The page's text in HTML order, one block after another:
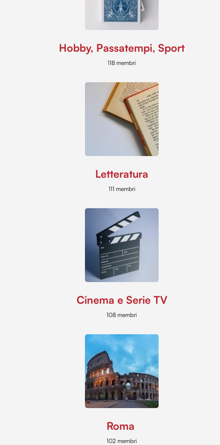
Hobby, Passatempi, Sport
118 membri
Letteratura
111 membri
Cinema e Serie TV
108 membri
Roma
102 membri